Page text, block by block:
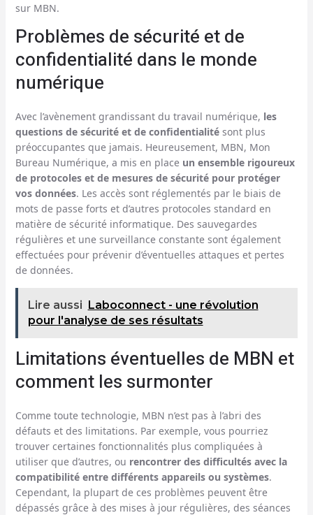
sur MBN.
Problèmes de sécurité et de
confidentialité dans le monde
numérique
Avec l’avènement grandissant du travail numérique, les
questions de sécurité et de confidentialitésont plus
préoccupantes que jamais. Heureusement, MBN, Mon
Bureau Numérique, a mis en place un ensemble rigoureux
de protocoles et de mesures de sécurité pour protéger
vos données. Les accès sont réglementés par le biais de
mots de passe forts et d’autres protocoles standard en
matière de sécurité informatique. Des sauvegardes
régulières et une surveillance constante sont également
effectuées pour prévenir d’éventuelles attaques et pertes
de données.
Lire aussi Laboconnect - une révolution
pour l'analyse de ses résultats
Limitations éventuelles de MBN et
comment les surmonter
Comme toute technologie, MBN n’est pas à l’abri des
défauts et des limitations. Par exemple, vous pourriez
trouver certaines fonctionnalités plus compliquées à
utiliser que d’autres, ou rencontrer des difficultés avec la
compatibilité entre différents appareils ou systèmes.
Cependant, la plupart de ces problèmes peuvent être
dépassés grâce à des mises à jour régulières, des séances